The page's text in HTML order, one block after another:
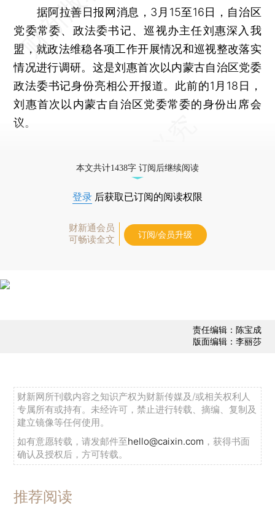
据阿拉善日报网消息，3月15至16日，自治区
党委常委、政法委书记、巡视办主任刘惠深入我
盟，就政法维稳各项工作开展情况和巡视整改落实
情况进行调研。这是刘惠首次以内蒙古自治区党委
政法委书记身份亮相公开报道。此前的1月18日，
刘惠首次以内蒙古自治区党委常委的身份出席会
议。
本文共计1438字 订阅后继续阅读
登录 后获取已订阅的阅读权限
财新通会员
可畅读全文
订阅/会员升级
责任编辑：陈宝成
版面编辑：李丽莎
财新网所刊载内容之知识产权为财新传媒及/或相关权利人
专属所有或持有。未经许可，禁止进行转载、摘编、复制及
建立镜像等任何使用。
如有意愿转载，请发邮件至hello@caixin.com ，获得书面
确认及授权后，方可转载。
推荐阅读